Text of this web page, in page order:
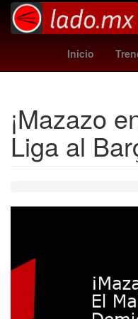
Inicio
¡Mazazo
Liga al